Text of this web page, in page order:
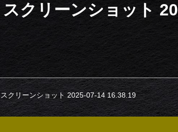
スクリーンショット
スクリーンショット 2025-07-14 16.38.19